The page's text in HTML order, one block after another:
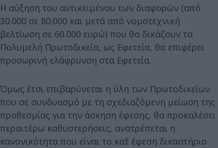
Η αύξηση του αντικειμένου των διαφορών (από
30.000 σε 80.000 και μετά από νομοτεχνική
βελτίωση σε 60.000 ευρώ) που θα δικάζουν τα
Πολυμελή Πρωτοδικεία, ως Εφετεία, θα επιφέρει
προσωρινή ελάφρυνση στα Εφετεία.
Όμως έτσι επιβαρύνεται η ύλη των Πρωτοδικείων
που σε συνδυασμό με τη σχεδιαζόμενη μείωση της
προθεσμίας για την άσκηση έφεσης, θα προκαλέσει
περαιτέρω καθυστερήσεις, ανατρέπεται η
κανονικότητα που είναι το κατ΄ έφεση δικαστήριο